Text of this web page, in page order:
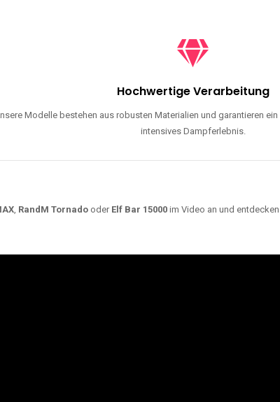
Hochwertige Verarbeitung
Modelle bestehen aus robusten Materialien und garantieren
intensives Dampferlebnis.
, RandM Tornado oder Elf Bar 15000 im Video an und